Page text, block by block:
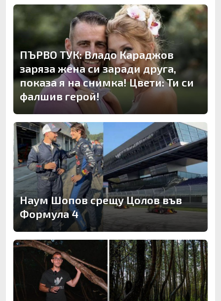
ПЪРВО ТУК: Владо Караджов
заряза жена си заради друга,
показа я на снимка! Цвети: Ти си
фалшив герой!
Наум Шопов срещу Цолов във
Формула 4